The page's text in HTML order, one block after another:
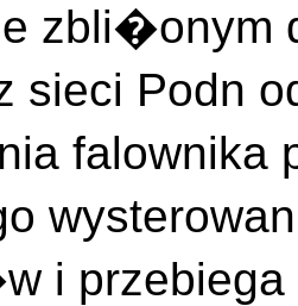
zbli�onym
sieci Podn
i przebiega